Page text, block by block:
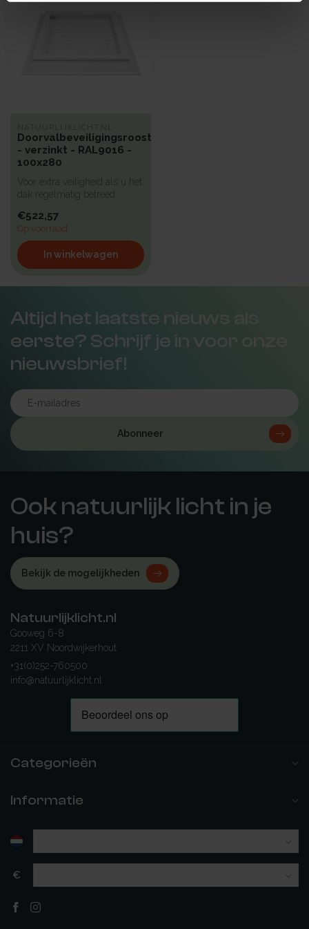
NATUURLIJKLICHT.NL
Doorvalbeveiligingsrooster
- verzinkt - RAL9016 -
100x280
Voor extra veiligheid als u het
dak regelmatig betreed
€522,57
Op voorraad
In winkelwagen
Altijd het laatste nieuws als
eerste? Schrijf je in voor onze
nieuwsbrief!
Abonneer
Ook natuurlijk licht in je
huis?
Bekijk de mogelijkheden
Natuurlijklicht.nl
Gooweg 6-8
2211 XV Noordwijkerhout
+31(0)252-760500
info@natuurlijklicht.nl
Categorieën
Informatie
€